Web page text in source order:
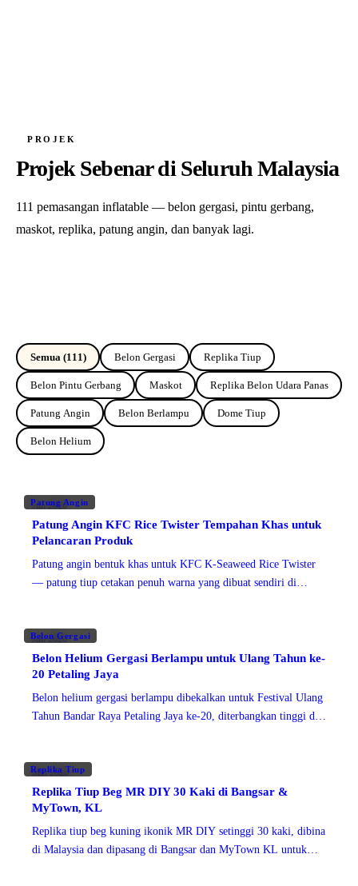
PROJEK
Projek Sebenar di Seluruh Malaysia
111 pemasangan inflatable — belon gergasi, pintu gerbang,
maskot, replika, patung angin, dan banyak lagi.
Semua (111) Belon Gergasi Replika Tiup
Belon Pintu Gerbang Maskot Replika Belon Udara Panas
Patung Angin Belon Berlampu Dome Tiup
Belon Helium
Patung Angin
Jun 2026
Patung Angin KFC Rice Twister Tempahan Khas untuk
Pelancaran Produk
Patung angin bentuk khas untuk KFC K-Seaweed Rice Twister
— patung tiup cetakan penuh warna yang dibuat sendiri di
Belon Gergasi
Jun 2026
Belon Helium Gergasi Berlampu untuk Ulang Tahun ke-
20 Petaling Jaya
Belon helium gergasi berlampu dibekalkan untuk Festival Ulang
Tahun Bandar Raya Petaling Jaya ke-20, diterbangkan tinggi di
Replika Tiup
Mei 2026
Replika Tiup Beg MR DIY 30 Kaki di Bangsar &
MyTown, KL
Replika tiup beg kuning ikonik MR DIY setinggi 30 kaki, dibina
di Malaysia dan dipasang di Bangsar dan MyTown KL untuk